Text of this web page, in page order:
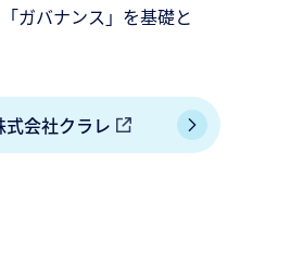
ガバナンス」を基礎と
会社クラレ